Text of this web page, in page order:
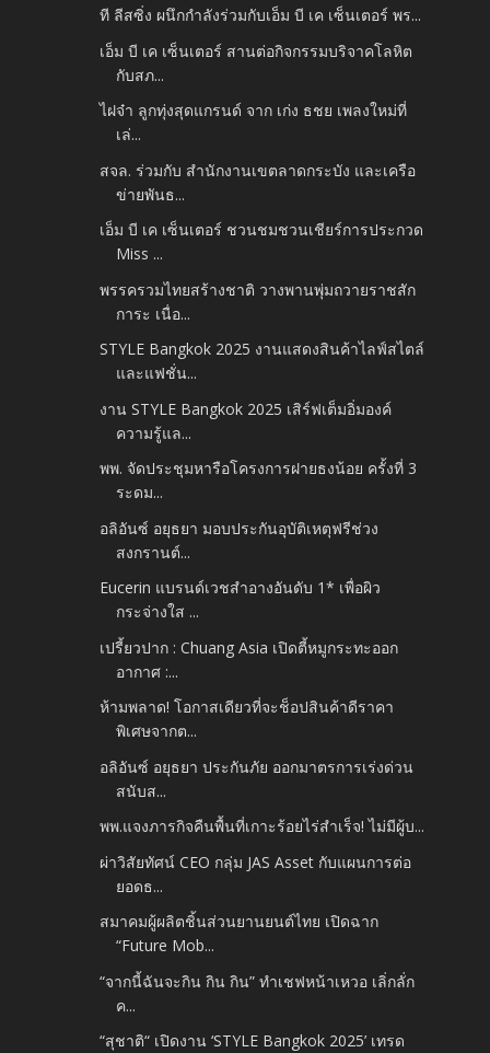
ที ลีสซิ่ง ผนึกกำลังร่วมกับเอ็ม บี เค เซ็นเตอร์ พร...
เอ็ม บี เค เซ็นเตอร์ สานต่อกิจกรรมบริจาคโลหิต
กับสภ...
ไฝจ๋า ลูกทุ่งสุดแกรนด์ จาก เก่ง ธชย เพลงใหม่ที่
เล่...
สจล. ร่วมกับ สำนักงานเขตลาดกระบัง และเครือ
ข่ายพันธ...
เอ็ม บี เค เซ็นเตอร์ ชวนชมชวนเชียร์การประกวด
Miss ...
พรรครวมไทยสร้างชาติ วางพานพุ่มถวายราชสัก
การะ เนื่อ...
STYLE Bangkok 2025 งานแสดงสินค้าไลฟ์สไตล์
และแฟชั่น...
งาน STYLE Bangkok 2025 เสิร์ฟเต็มอิ่มองค์
ความรู้แล...
พพ. จัดประชุมหารือโครงการฝายธงน้อย ครั้งที่ 3
ระดม...
อลิอันซ์ อยุธยา มอบประกันอุบัติเหตุฟรีช่วง
สงกรานต์...
Eucerin แบรนด์เวชสำอางอันดับ 1* เพื่อผิว
กระจ่างใส ...
เปรี้ยวปาก : Chuang Asia เปิดตี้หมูกระทะออก
อากาศ :...
ห้ามพลาด! โอกาสเดียวที่จะช็อปสินค้าดีราคา
พิเศษจากต...
อลิอันซ์ อยุธยา ประกันภัย ออกมาตรการเร่งด่วน
สนับส...
พพ.แจงภารกิจคืนพื้นที่เกาะร้อยไร่สำเร็จ! ไม่มีผู้บ...
ผ่าวิสัยทัศน์ CEO กลุ่ม JAS Asset กับแผนการต่อ
ยอดธ...
สมาคมผู้ผลิตชิ้นส่วนยานยนต์ไทย เปิดฉาก
“Future Mob...
“จากนี้ฉันจะกิน กิน กิน” ทำเชฟหน้าเหวอ เลิ่กลั่ก
ค...
“สุชาติ“ เปิดงาน ‘STYLE Bangkok 2025’ เทรด